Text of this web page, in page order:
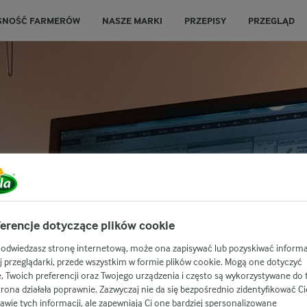
FARMERÓW NASZE MARKI PRZEPISY PRZEGLĄD
ZASADY
dotyczące plików cookie
odwiedzasz stronę internetową, może ona zapisywać lub pozyskiwać
przeglądarki, przede wszystkim w formie plików cookie. Mogą one dotyczyć
Twoich preferencji oraz Twojego urządzenia i często są wykorzystywane do
działała poprawnie. Zazwyczaj nie da się bezpośrednio zidentyfikować
tych informacji, ale zapewniają Ci one bardziej spersonalizowane